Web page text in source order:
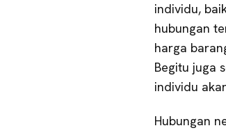
individu,
hubungan
harga
Begitu juga
individu
Hubungan